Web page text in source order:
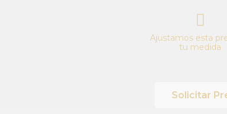
Ajustamos esta
tu medida
Solicitar